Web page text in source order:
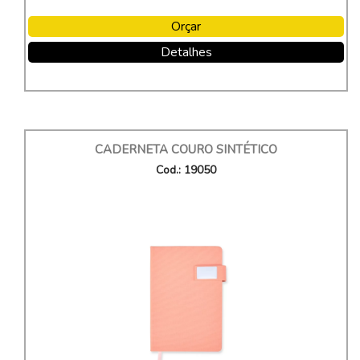
Orçar
Detalhes
CADERNETA COURO SINTÉTICO
Cod.: 19050